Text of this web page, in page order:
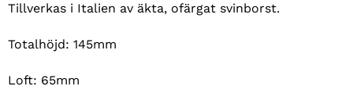
Tillverkas i Italien av äkta, ofärgat svinborst.
Totalhöjd: 145mm
Loft: 65mm